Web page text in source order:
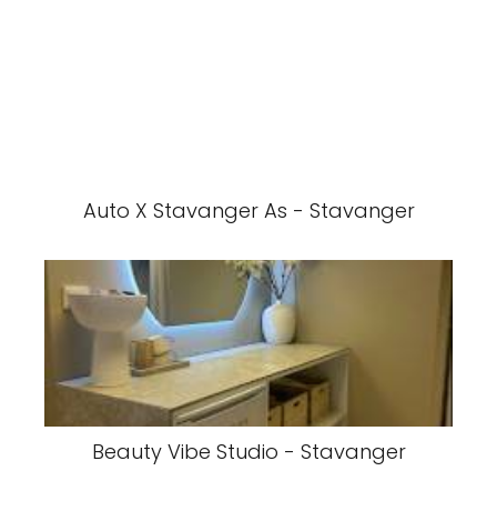
Auto X Stavanger As - Stavanger
Beauty Vibe Studio - Stavanger